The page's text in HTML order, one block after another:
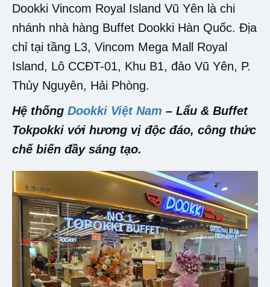
Dookki Vincom Royal Island Vũ Yên là chi
nhánh nhà hàng Buffet Dookki Hàn Quốc. Địa
chỉ tại tầng L3, Vincom Mega Mall Royal
Island, Lô CCĐT-01, Khu B1, đảo Vũ Yên, P.
Thủy Nguyên, Hải Phòng.
Hệ thống Dookki Việt Nam – Lẩu & Buffet
Tokpokki với hương vị độc đáo, công thức
chế biến đầy sáng tạo.